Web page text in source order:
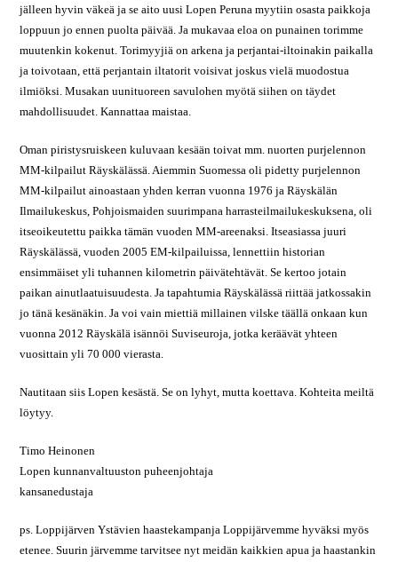
jälleen hyvin väkeä ja se aito uusi Lopen Peruna myytiin osasta paikkoja
loppuun jo ennen puolta päivää. Ja mukavaa eloa on punainen torimme
muutenkin kokenut. Torimyyjiä on arkena ja perjantai-iltoinakin paikalla
ja toivotaan, että perjantain iltatorit voisivat joskus vielä muodostua
ilmiöksi. Musakan uunituoreen savulohen myötä siihen on täydet
mahdollisuudet. Kannattaa maistaa.
Oman piristysruiskeen kuluvaan kesään toivat mm. nuorten purjelennon
MM-kilpailut Räyskälässä. Aiemmin Suomessa oli pidetty purjelennon
MM-kilpailut ainoastaan yhden kerran vuonna 1976 ja Räyskälän
Ilmailukeskus, Pohjoismaiden suurimpana harrasteilmailukeskuksena, oli
itseoikeutettu paikka tämän vuoden MM-areenaksi. Itseasiassa juuri
Räyskälässä, vuoden 2005 EM-kilpailuissa, lennettiin historian
ensimmäiset yli tuhannen kilometrin päivätehtävät. Se kertoo jotain
paikan ainutlaatuisuudesta. Ja tapahtumia Räyskälässä riittää jatkossakin
jo tänä kesänäkin. Ja voi vain miettiä millainen vilske täällä onkaan kun
vuonna 2012 Räyskälä isännöi Suviseuroja, jotka keräävät yhteen
vuosittain yli 70 000 vierasta.
Nautitaan siis Lopen kesästä. Se on lyhyt, mutta koettava. Kohteita meiltä
löytyy.
Timo Heinonen
Lopen kunnanvaltuuston puheenjohtaja
kansanedustaja
ps. Loppijärven Ystävien haastekampanja Loppijärvemme hyväksi myös
etenee. Suurin järvemme tarvitsee nyt meidän kaikkien apua ja haastankin